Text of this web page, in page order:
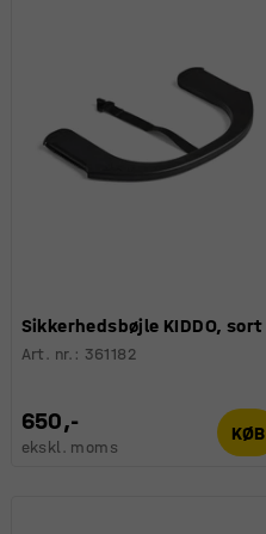
Sikkerhedsbøjle KIDDO, sort
Art. nr. : 361182
650,-
ekskl. moms
KØB